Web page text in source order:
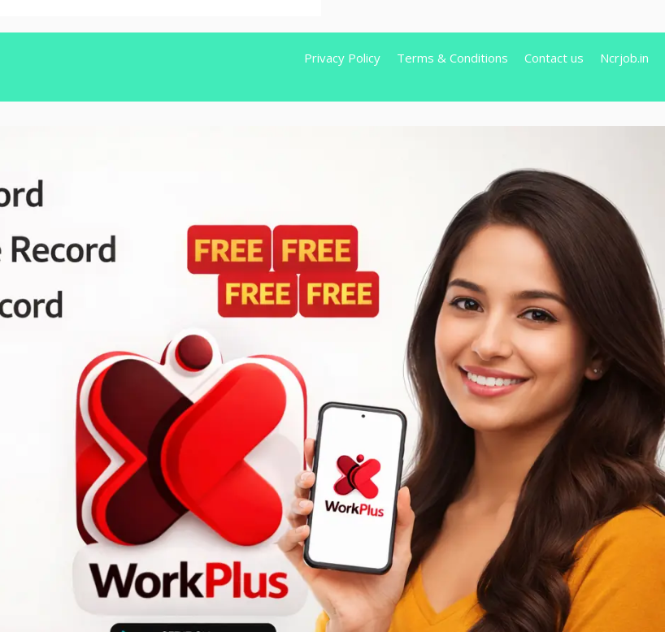
Privacy Policy Terms & Conditions Contact us Ncrjob.in